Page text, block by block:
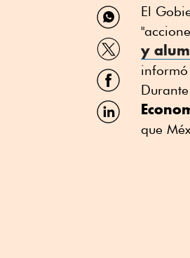
Compartir
por
WhatsApp
Compartir
por
Twitter
Compartir
por
Facebook
Compartir
por
El
y
informó
que